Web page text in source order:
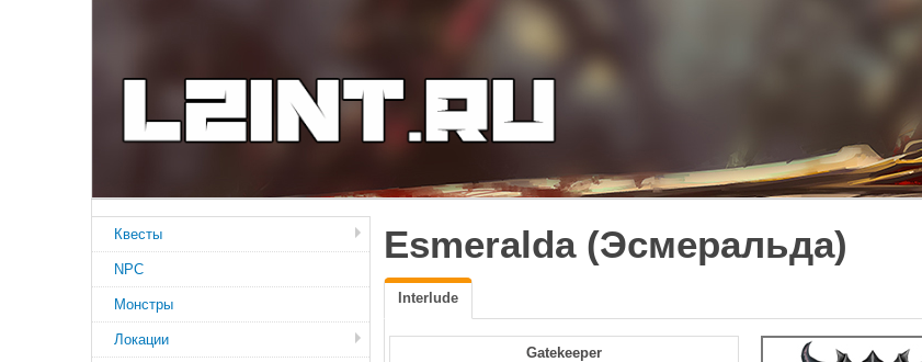
Esmeralda (Эсмеральда)
Interlude
Gatekeeper
Квесты
NPC
Монстры
Локации